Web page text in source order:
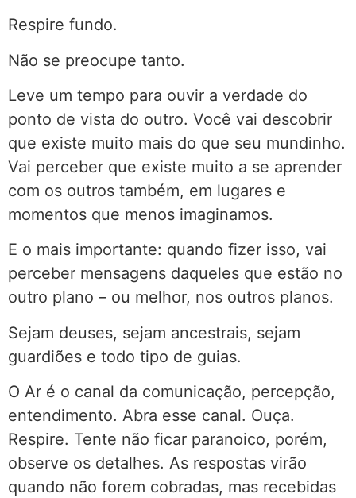
Respire fundo.
Não se preocupe tanto.
Leve um tempo para ouvir a verdade do
ponto de vista do outro. Você vai descobrir
que existe muito mais do que seu mundinho.
Vai perceber que existe muito a se aprender
com os outros também, em lugares e
momentos que menos imaginamos.
E o mais importante: quando fizer isso, vai
perceber mensagens daqueles que estão no
outro plano – ou melhor, nos outros planos.
Sejam deuses, sejam ancestrais, sejam
guardiões e todo tipo de guias.
O Ar é o canal da comunicação, percepção,
entendimento. Abra esse canal. Ouça.
Respire. Tente não ficar paranoico, porém,
observe os detalhes. As respostas virão
quando não forem cobradas, mas recebidas